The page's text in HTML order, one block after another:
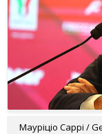
Мауріціо Саррі /